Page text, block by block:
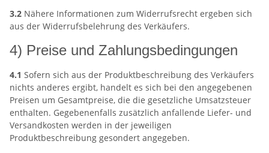
3.2 Nähere Informationen zum Widerrufsrecht ergeben sich
aus der Widerrufsbelehrung des Verkäufers.
4) Preise und Zahlungsbedingungen
4.1 Sofern sich aus der Produktbeschreibung des Verkäufers
nichts anderes ergibt, handelt es sich bei den angegebenen
Preisen um Gesamtpreise, die die gesetzliche Umsatzsteuer
enthalten. Gegebenenfalls zusätzlich anfallende Liefer- und
Versandkosten werden in der jeweiligen
Produktbeschreibung gesondert angegeben.